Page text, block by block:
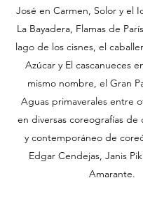
José en Carmen, Solor y el
La Bayadera, Flamas de
lago de los cisnes, el
Azúcar y El cascanueces
mismo nombre, el Gran
Aguas primaverales entre
en diversas coreografías
y contemporáneo de
Edgar Cendejas, Janis
Amarante.